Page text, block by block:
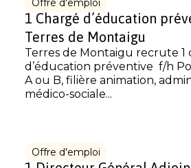
Offre d'emploi
1 Chargé d’éducation
Terres de Montaigu
Terres de Montaigu recrute 1
d’éducation préventive f/h
A ou B, filière animation,
médico-sociale...
Offre d'emploi